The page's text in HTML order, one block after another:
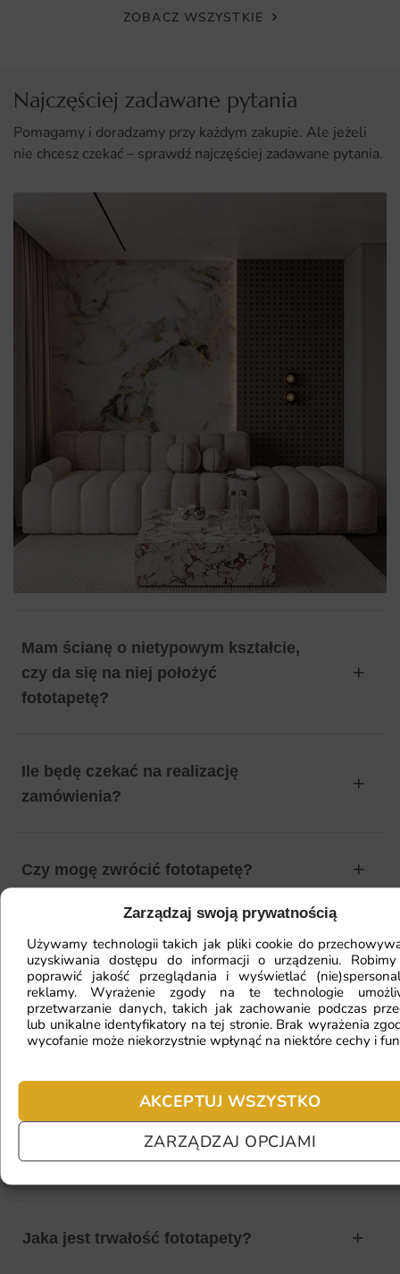
Zarządzaj swoją prywatnością
Używamy technologii takich jak pliki cookie do
uzyskiwania dostępu do informacji o urządzeniu.
poprawić jakość przeglądania i wyświetlać
reklamy. Wyrażenie zgody na te technologie
przetwarzanie danych, takich jak zachowanie podczas
lub unikalne identyfikatory na tej stronie. Brak wyrażenia
wycofanie może niekorzystnie wpłynąć na niektóre cechy i
AKCEPTUJ WSZYSTKO
ZARZĄDZAJ OPCJAMI
ZOBACZ WSZYSTKIE
Najczęściej zadawane pytania
Pomagamy i doradzamy przy każdym zakupie. Ale jeżeli
nie chcesz czekać – sprawdź najczęściej zadawane pytania.
Mam ścianę o nietypowym kształcie,
czy da się na niej położyć
fototapetę?
Ile będę czekać na realizację
zamówienia?
Czy mogę zwrócić fototapetę?
Jak zamontować fototapetę? / Jak
przygotować ścianę?
Fototapeta ma inny kolor na telefonie
Jaki materiał wybrać?
Jaka jest trwałość fototapety?